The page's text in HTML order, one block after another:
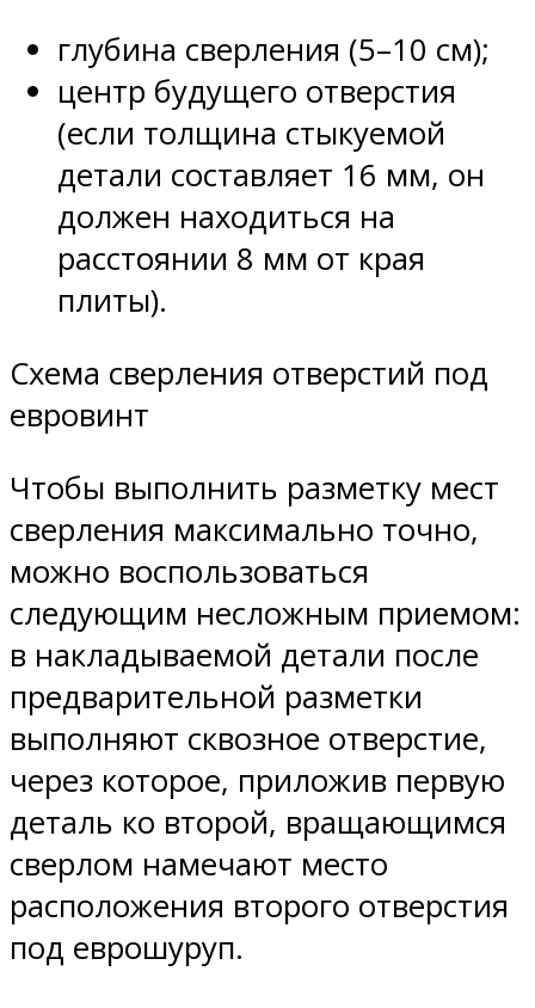
глубина сверления (5–10 см);
центр будущего отверстия
(если толщина стыкуемой
детали составляет 16 мм, он
должен находиться на
расстоянии 8 мм от края
плиты).
Схема сверления отверстий под
евровинт
Чтобы выполнить разметку мест
сверления максимально точно,
можно воспользоваться
следующим несложным приемом:
в накладываемой детали после
предварительной разметки
выполняют сквозное отверстие,
через которое, приложив первую
деталь ко второй, вращающимся
сверлом намечают место
расположения второго отверстия
под еврошуруп.